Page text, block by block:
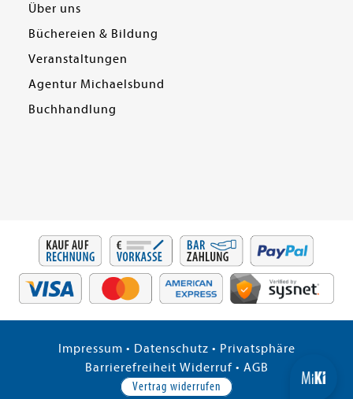
Über uns
Büchereien & Bildung
Veranstaltungen
Agentur Michaelsbund
Buchhandlung
Impressum • Datenschutz • Privatsphäre
Barrierefreiheit Widerruf• AGB
Vertrag widerrufen